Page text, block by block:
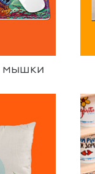
мышки